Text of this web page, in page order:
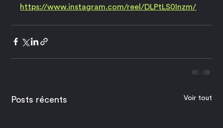
https://www.instagram.com/reel/DLPtLS0Inzm/
Posts récents Voir tout